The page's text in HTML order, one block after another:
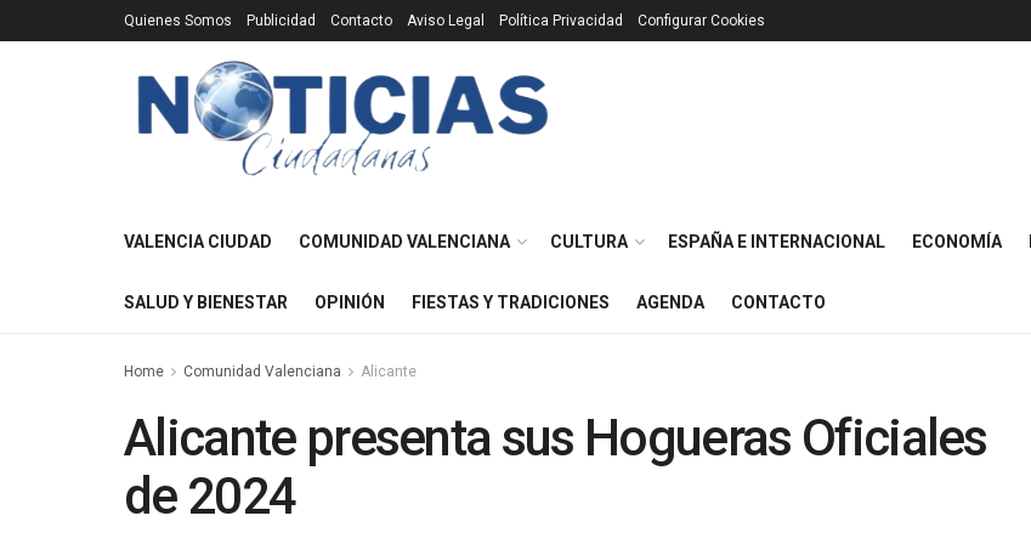
Quienes Somos Publicidad Contacto Aviso Legal Política Privacidad Configurar Cookies
VALENCIA CIUDAD COMUNIDAD VALENCIANA CULTURA ESPAÑA E INTERNACIONAL ECONOMÍA
SALUD Y BIENESTAR OPINIÓN FIESTAS Y TRADICIONES AGENDA CONTACTO
Home Comunidad Valenciana Alicante
Alicante presenta sus Hogueras Oficiales
de 2024